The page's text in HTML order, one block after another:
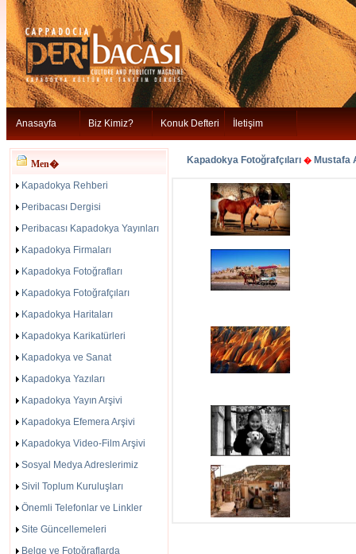
Anasayfa Biz Kimiz? Konuk Defteri İletişim
Men�
Kapadokya Rehberi
Peribacası Dergisi
Peribacası Kapadokya Yayınları
Kapadokya Firmaları
Kapadokya Fotoğrafları
Kapadokya Fotoğrafçıları
Kapadokya Haritaları
Kapadokya Karikatürleri
Kapadokya ve Sanat
Kapadokya Yazıları
Kapadokya Yayın Arşivi
Kapadokya Efemera Arşivi
Kapadokya Video-Film Arşivi
Sosyal Medya Adreslerimiz
Sivil Toplum Kuruluşları
Önemli Telefonlar ve Linkler
Site Güncellemeleri
Belge ve Fotoğraflarda
Kapadokya Fotoğrafçıları � Mustafa